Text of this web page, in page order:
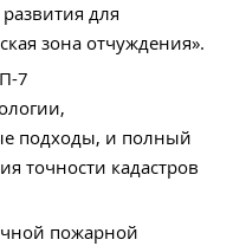
для
зона отчуждения».
7
подходы, и полный
точности кадастров
пожарной